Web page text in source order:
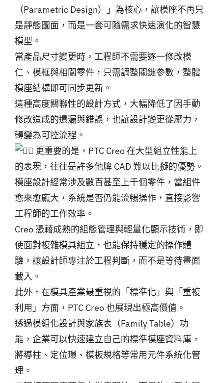
（Parametric Design）」為核心，讓模座不再只
是靜態圖面，而是一套可隨需求快速演化的智慧
模型。
當產品尺寸變更時，工程師不需要逐一修改模
仁、模框與相關零件，只需調整關鍵參數，整體
模座結構即可同步更新。
這種高度關聯性的設計方式，大幅降低了因手動
修改造成的遺漏與錯誤，也讓設計變更從壓力，
轉變為可控流程。
更重要的是，PTC Creo 在大型組立性能上
的表現，往往是許多他牌 CAD 難以比擬的優勢。
模座設計經常涉及數百甚至上千個零件，當組件
愈來愈龐大，系統是否仍能流暢操作，直接影響
工程師的工作效率。
Creo 憑藉成熟的組態管理與輕量化顯示技術，即
使面對複雜模具組立，也能保持穩定的操作體
驗，讓設計師專注於工程判斷，而不是等待畫面
載入。
此外，在模具產業最重視的「標準化」與「重複
利用」方面，PTC Creo 也展現出極高價值。
透過模組化設計與家族表（Family Table）功
能，企業可以快速建立自己的標準模座資料庫，
將導柱、定位環、模板規格等常用元件系統化管
理。